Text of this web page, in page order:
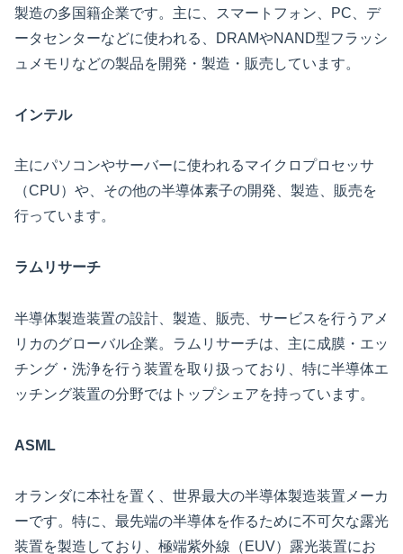
製造の多国籍企業です。主に、スマートフォン、PC、デ
ータセンターなどに使われる、DRAMやNAND型フラッシ
ュメモリなどの製品を開発・製造・販売しています。
インテル
主にパソコンやサーバーに使われるマイクロプロセッサ
（CPU）や、その他の半導体素子の開発、製造、販売を
行っています。
ラムリサーチ
半導体製造装置の設計、製造、販売、サービスを行うアメ
リカのグローバル企業。ラムリサーチは、主に成膜・エッ
チング・洗浄を行う装置を取り扱っており、特に半導体エ
ッチング装置の分野ではトップシェアを持っています。
ASML
オランダに本社を置く、世界最大の半導体製造装置メーカ
ーです。特に、最先端の半導体を作るために不可欠な露光
装置を製造しており、極端紫外線（EUV）露光装置にお